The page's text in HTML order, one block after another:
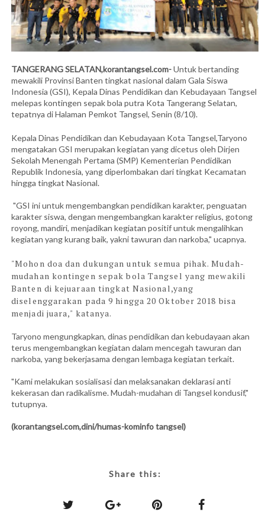
TANGERANG SELATAN,korantangsel.com-Untuk bertanding
mewakili Provinsi Banten tingkat nasional dalam Gala Siswa
Indonesia (GSI), Kepala Dinas Pendidikan dan Kebudayaan Tangsel
melepas kontingen sepak bola putra Kota Tangerang Selatan,
tepatnya di Halaman Pemkot Tangsel, Senin (8/10).
Kepala Dinas Pendidikan dan Kebudayaan Kota Tangsel,Taryono
mengatakan GSI merupakan kegiatan yang dicetus oleh Dirjen
Sekolah Menengah Pertama (SMP) Kementerian Pendidikan
Republik Indonesia, yang diperlombakan dari tingkat Kecamatan
hingga tingkat Nasional.
"GSI ini untuk mengembangkan pendidikan karakter, penguatan
karakter siswa, dengan mengembangkan karakter religius, gotong
royong, mandiri, menjadikan kegiatan positif untuk mengalihkan
kegiatan yang kurang baik, yakni tawuran dan narkoba," ucapnya.
"Mohon doa dan dukungan untuk semua pihak. Mudah-
mudahan kontingen sepak bola Tangsel yang mewakili
Banten di kejuaraan tingkat Nasional,yang
diselenggarakan pada 9 hingga 20 Oktober 2018 bisa
menjadi juara," katanya.
Taryono mengungkapkan, dinas pendidikan dan kebudayaan akan
terus mengembangkan kegiatan dalam mencegah tawuran dan
narkoba, yang bekerjasama dengan lembaga kegiatan terkait.
"Kami melakukan sosialisasi dan melaksanakan deklarasi anti
kekerasan dan radikalisme. Mudah-mudahan di Tangsel kondusif,"
tutupnya.
(korantangsel.com,dini/humas-kominfo tangsel)
Share this: